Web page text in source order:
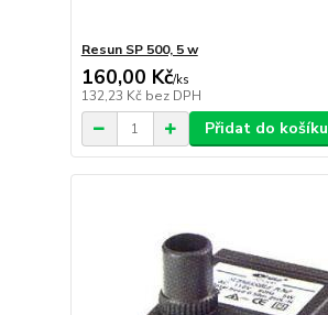
Resun SP 500, 5 w
160,00 Kč/ks
132,23 Kč bez DPH
Přidat do košíku